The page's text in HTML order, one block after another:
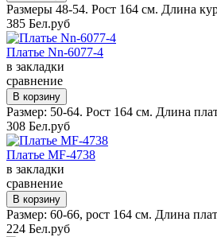
Размеры 48-54. Рост 164 см. Длина
385 Бел.руб
Платье Nn-6077-4
в закладки
сравнение
Размер: 50-64. Рост 164 см. Длина
308 Бел.руб
Платье MF-4738
в закладки
сравнение
Размер: 60-66, рост 164 см. Длина
224 Бел.руб